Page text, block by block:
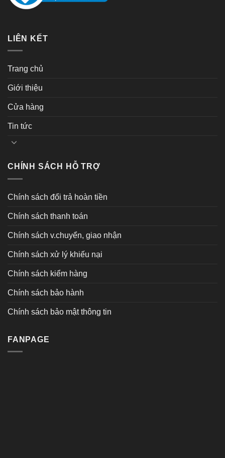
LIÊN KẾT
Trang chủ
Giới thiệu
Cửa hàng
Tin tức
CHÍNH SÁCH HỖ TRỢ
Chính sách đổi trả hoàn tiền
Chính sách thanh toán
Chính sách v.chuyển, giao nhận
Chính sách xử lý khiếu nại
Chính sách kiểm hàng
Chính sách bảo hành
Chính sách bảo mật thông tin
FANPAGE